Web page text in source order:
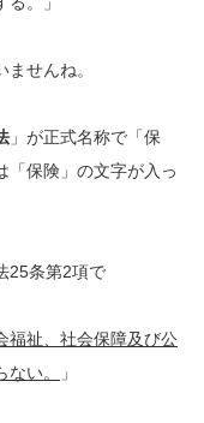
せんね。
」が正式名称で「保
「保険」の文字が入っ
25条第2項で
福祉、社会保障及び公
い。
」